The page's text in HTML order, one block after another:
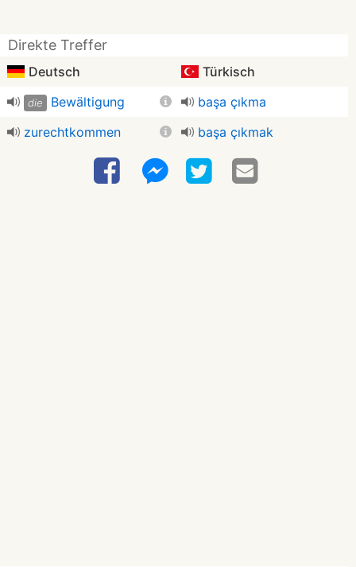
Direkte Treffer
Deutsch Türkisch
die Bewältigung
başa çıkma
zurechtkommen
başa çıkmak